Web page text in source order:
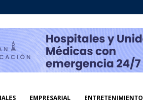
EMPRESARIAL ENTRETENIMIENTO